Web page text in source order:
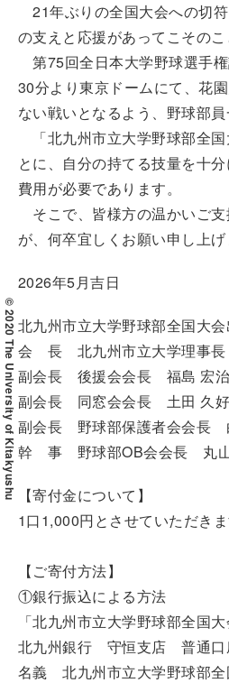
© 2020 The University of Kitakyushu
21年ぶりの全国大会への切
の支えと応援があってこその
第75回全日本大学野球選手
30分より東京ドームにて、花
ない戦いとなるよう、野球部
「北九州市立大学野球部全
とに、自分の持てる技量を十
費用が必要であります。
そこで、皆様方の温かいご
が、何卒宜しくお願い申し上げ
2026年5月吉日
北九州市立大学野球部全国大
会 長 北九州市立大学理事
副会長 後援会会長 福島 宏治
副会長 同窓会会長 土田 久好
副会長 野球部保護者会会長
幹 事 野球部OB会会長 丸
【寄付金について】
1口1,000円とさせていただき
【ご寄付方法】
①銀行振込による方法
「北九州市立大学野球部全国
北九州銀行 守恒支店 普通
名義 北九州市立大学野球部